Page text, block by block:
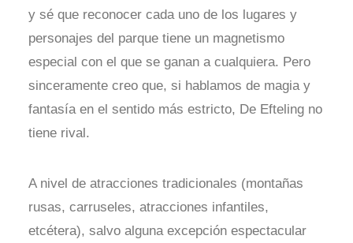
y sé que reconocer cada uno de los lugares y
personajes del parque tiene un magnetismo
especial con el que se ganan a cualquiera. Pero
sinceramente creo que, si hablamos de magia y
fantasía en el sentido más estricto, De Efteling no
tiene rival.
A nivel de atracciones tradicionales (montañas
rusas, carruseles, atracciones infantiles,
etcétera), salvo alguna excepción espectacular